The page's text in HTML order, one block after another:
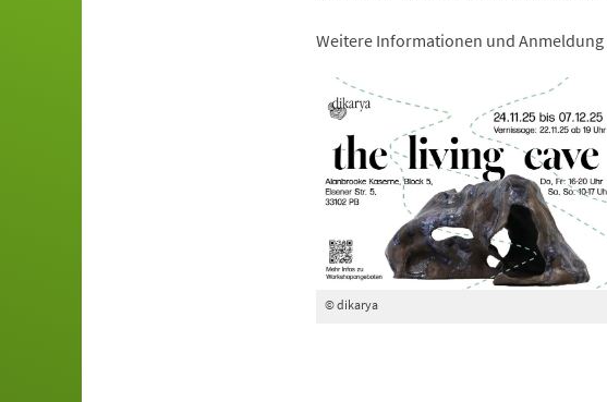
Weitere Informationen und
© dikarya